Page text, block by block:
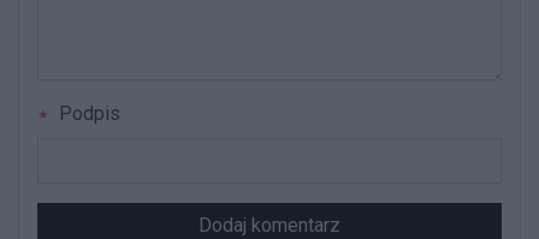
Podpis
Dodaj komentarz